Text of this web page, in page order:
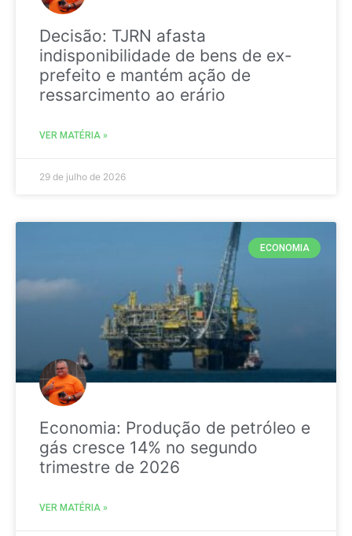
Decisão: TJRN afasta
indisponibilidade de bens de ex-
prefeito e mantém ação de
ressarcimento ao erário
VER MATÉRIA »
29 de julho de 2026
ECONOMIA
Economia: Produção de petróleo e
gás cresce 14% no segundo
trimestre de 2026
VER MATÉRIA »